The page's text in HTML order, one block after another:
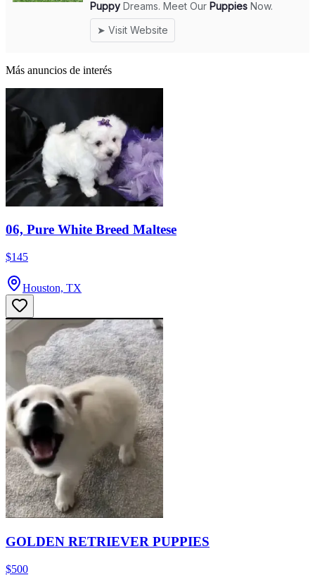
Más anuncios de interés
06, Pure White Breed Maltese
$145
Houston, TX
GOLDEN RETRIEVER PUPPIES
$500